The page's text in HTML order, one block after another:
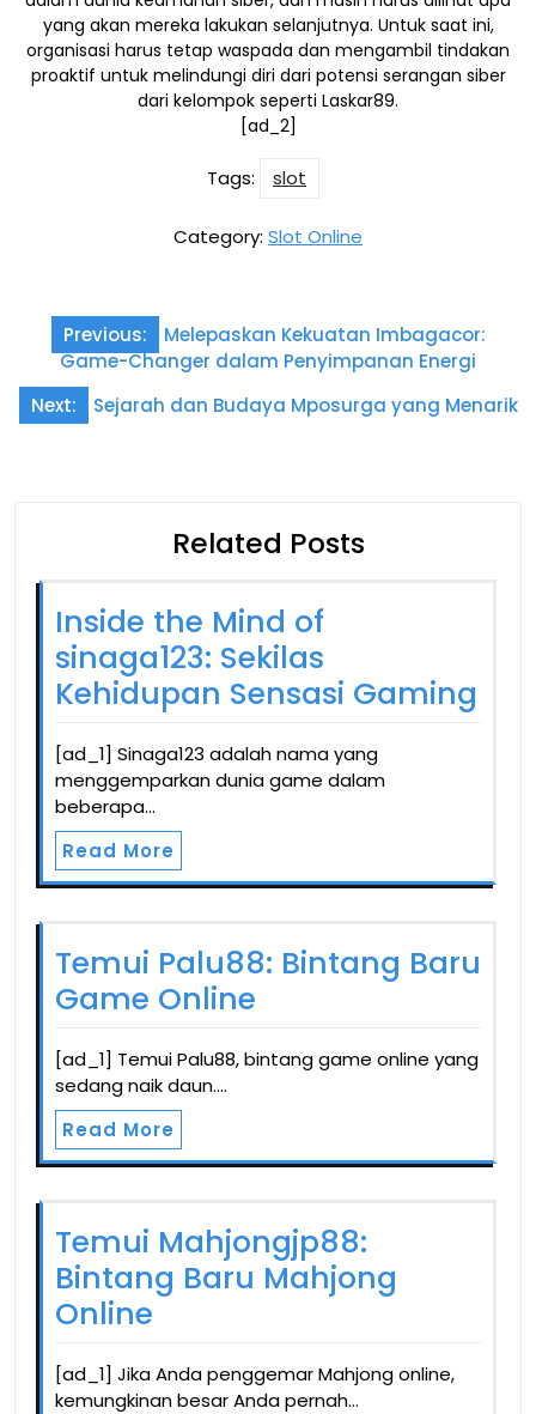
yang akan mereka lakukan selanjutnya. Untuk saat ini,
organisasi harus tetap waspada dan mengambil tindakan
proaktif untuk melindungi diri dari potensi serangan siber
dari kelompok seperti Laskar89.
[ad_2]
Tags: slot
Category: Slot Online
Post
navigation
Previous:
Melepaskan Kekuatan Imbagacor:
Game-Changer dalam Penyimpanan Energi
Next:
Sejarah dan Budaya Mposurga yang Menarik
Related Posts
Inside the Mind of
sinaga123: Sekilas
Kehidupan Sensasi Gaming
[ad_1] Sinaga123 adalah nama yang
menggemparkan dunia game dalam
beberapa…
Read More
Temui Palu88: Bintang Baru
Game Online
[ad_1] Temui Palu88, bintang game online yang
sedang naik daun.…
Read More
Temui Mahjongjp88:
Bintang Baru Mahjong
Online
[ad_1] Jika Anda penggemar Mahjong online,
kemungkinan besar Anda pernah…